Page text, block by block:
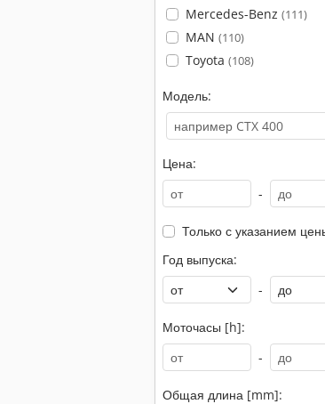
Mercedes-Benz (111)
MAN (110)
Toyota (108)
Модель:
Цена:
-
Только с указанием
Год выпуска:
-
Моточасы [h]:
-
Общая длина [mm]: